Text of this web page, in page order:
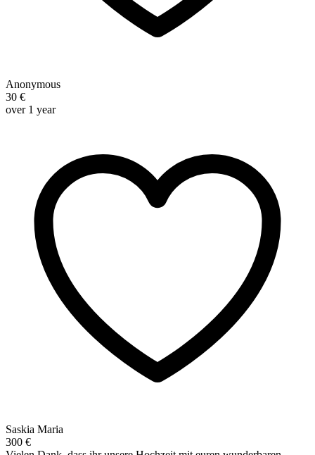
Anonymous
30 €
over 1 year
Saskia Maria
300 €